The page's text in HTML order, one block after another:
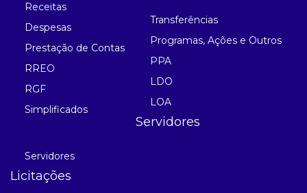
Receitas
Despesas
Prestação de Contas
RREO
RGF
Simplificados
Transferências
Programas, Ações e Outros
PPA
LDO
LOA
Servidores
Servidores
Licitações